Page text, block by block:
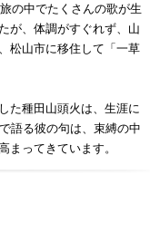
の中でたくさんの歌が生
が、体調がすぐれず、山
松山市に移住して「一草
た種田山頭火は、生涯に
語る彼の句は、束縛の中
まってきています。